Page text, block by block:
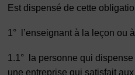
Est dispensé de cette
1° l’enseignant à la leçon ou
1.1° la personne qui
une entreprise qui satisfait